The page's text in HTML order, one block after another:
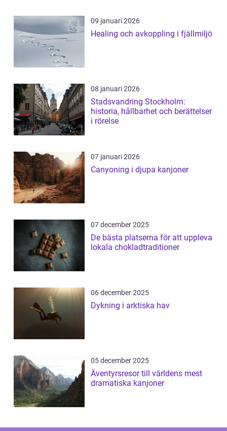
09 januari 2026
Healing och avkoppling i fjällmiljö
08 januari 2026
Stadsvandring Stockholm:
historia, hållbarhet och berättelser
i rörelse
07 januari 2026
Canyoning i djupa kanjoner
07 december 2025
De bästa platserna för att uppleva
lokala chokladtraditioner
06 december 2025
Dykning i arktiska hav
05 december 2025
Äventyrsresor till världens mest
dramatiska kanjoner